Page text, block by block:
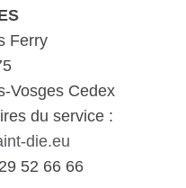
Ferry
Vosges Cedex
du service :
die.eu
52 66 66